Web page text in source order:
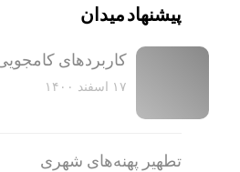
پیشنهاد میدان
کاربرد‌های
۱۷ اسفند ۱۴۰۰
تطهیر پهنه‌های شهری